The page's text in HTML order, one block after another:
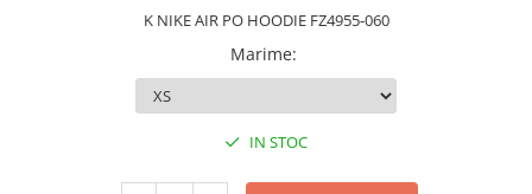
K NIKE AIR PO HOODIE FZ4955-060
Marime:
IN STOC